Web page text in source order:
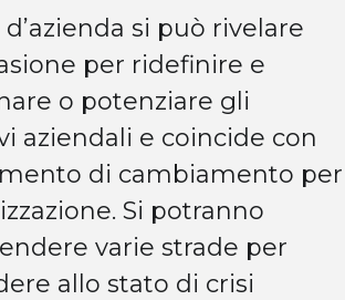
d’azienda si può rivelare
per ridefinire e
o potenziare gli
aziendali e coincide con
di cambiamento per
Si potranno
varie strade per
allo stato di crisi